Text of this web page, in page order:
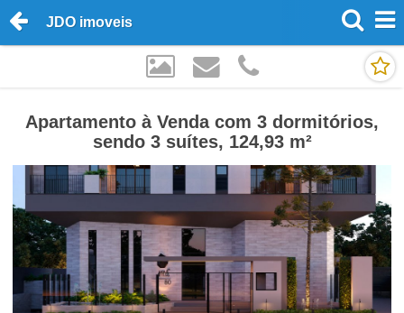
JDO imoveis
Apartamento à Venda com 3 dormitórios,
sendo 3 suítes, 124,93 m²